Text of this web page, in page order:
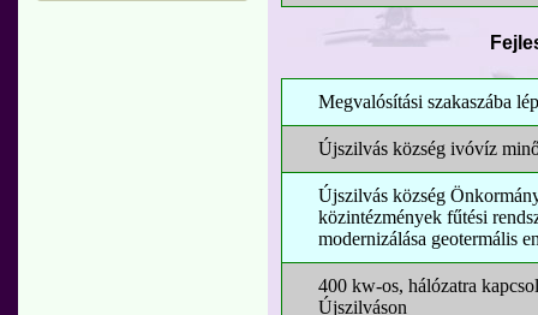
Megvalósítási szakaszába
Újszilvás község ivóvíz
Újszilvás község
közintézmények fűtési
modernizálása geotermális
400 kw-os, hálózatra
Újszilváson